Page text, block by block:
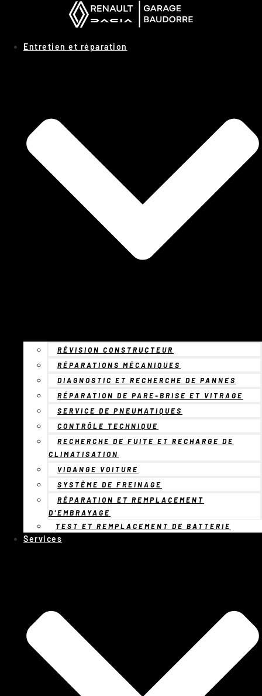
Panneau de gestion des cookies
Entretien et réparation
RÉVISION CONSTRUCTEUR
RÉPARATIONS MÉCANIQUES
DIAGNOSTIC ET RECHERCHE DE PANNES
RÉPARATION DE PARE-BRISE ET VITRAGE
SERVICE DE PNEUMATIQUES
CONTRÔLE TECHNIQUE
RECHERCHE DE FUITE ET RECHARGE DE
CLIMATISATION
VIDANGE VOITURE
SYSTÈME DE FREINAGE
RÉPARATION ET REMPLACEMENT
D’EMBRAYAGE
TEST ET REMPLACEMENT DE BATTERIE
Services